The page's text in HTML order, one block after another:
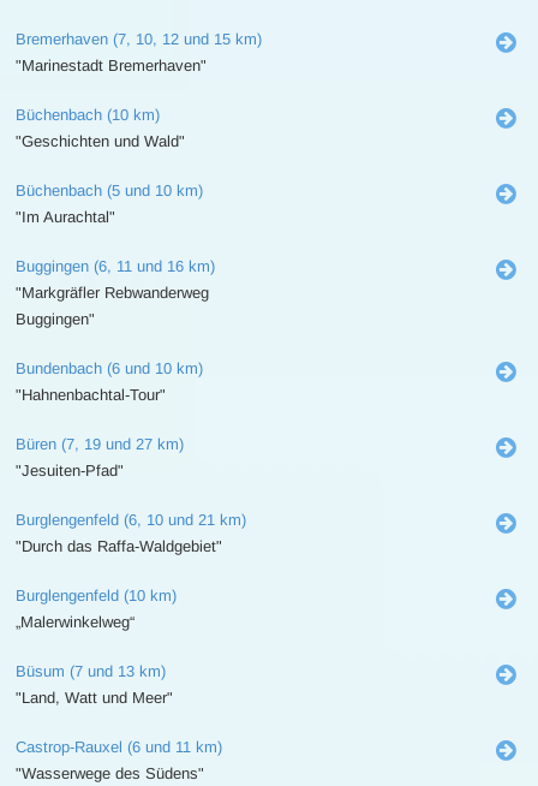
Bremerhaven (7, 10, 12 und 15 km)
"Marinestadt Bremerhaven"
Büchenbach (10 km)
"Geschichten und Wald"
Büchenbach (5 und 10 km)
"Im Aurachtal"
Buggingen (6, 11 und 16 km)
"Markgräfler Rebwanderweg
Buggingen"
Bundenbach (6 und 10 km)
"Hahnenbachtal-Tour"
Büren (7, 19 und 27 km)
"Jesuiten-Pfad"
Burglengenfeld (6, 10 und 21 km)
"Durch das Raffa-Waldgebiet"
Burglengenfeld (10 km)
„Malerwinkelweg“
Büsum (7 und 13 km)
"Land, Watt und Meer"
Castrop-Rauxel (6 und 11 km)
"Wasserwege des Südens"